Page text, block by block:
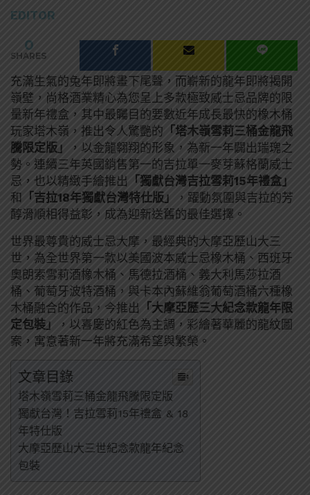
EDITOR
0
SHARES
充滿生氣的兔年即將畫下尾聲，而嶄新的龍年即將揭開
嶺壁，尚格酒業精心為您呈上多款極致威士忌品牌的限
量新年禮盒，其中最矚目的要數近年成長最快的橡木桶
玩家塔木嶺，推出令人驚艷的 「塔木嶺雪莉三桶金龍飛
騰限定版」
，以金龍翱翔的形象，為新一年闢出瑞瑰之
勢。連續三年英國銷售第一的吉拉單一麥芽蘇格蘭威士
忌，也以精緻手繪推出 「獨獻台灣吉拉雪莉15年禮盒」
和
「吉拉18年獨獻台灣特仕版」
，躍動氛圍與吉拉的芳
醇滑順相得益彰，成為迎新送舊的最佳選擇。
世界最尊貴的威士忌大摩，最經典的大摩亞歷山大三
世，為全世界第一款以美國波本威士忌橡木桶、西班牙
奧朗索雪莉酒橡木桶、馬德拉酒桶、義大利馬莎拉酒
桶、葡萄牙波特酒桶，與卡本內蘇維翁葡萄酒桶六種橡
木桶融合的作品，今推出 「大摩亞歷三大紀念款龍年限
定包裝」
，以喜慶的紅色為主調，彩繪著華麗的龍紋圖
案，寓意著新一年將充滿希望與繁榮。
文章目錄
塔木嶺雪莉三桶金龍飛騰限定版
獨獻台灣！吉拉雪莉15年禮盒 & 18
年特仕版
大摩亞歷山大三世紀念款龍年紀念
包裝